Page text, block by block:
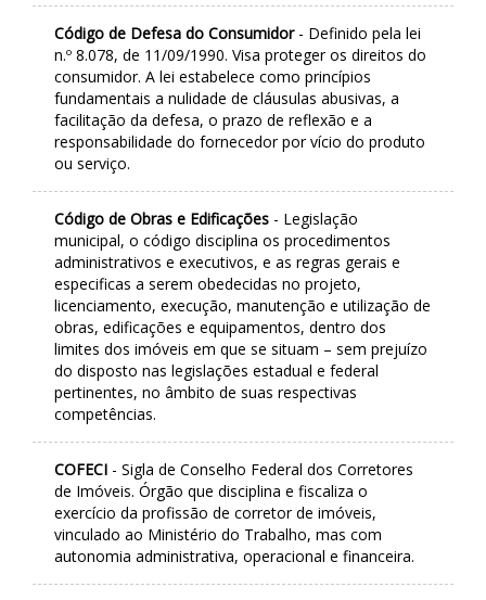
Código de Defesa do Consumidor - Definido pela lei
n.º 8.078, de 11/09/1990. Visa proteger os direitos do
consumidor. A lei estabelece como princípios
fundamentais a nulidade de cláusulas abusivas, a
facilitação da defesa, o prazo de reflexão e a
responsabilidade do fornecedor por vício do produto
ou serviço.
Código de Obras e Edificações - Legislação
municipal, o código disciplina os procedimentos
administrativos e executivos, e as regras gerais e
especificas a serem obedecidas no projeto,
licenciamento, execução, manutenção e utilização de
obras, edificações e equipamentos, dentro dos
limites dos imóveis em que se situam – sem prejuízo
do disposto nas legislações estadual e federal
pertinentes, no âmbito de suas respectivas
competências.
COFECI - Sigla de Conselho Federal dos Corretores
de Imóveis. Órgão que disciplina e fiscaliza o
exercício da profissão de corretor de imóveis,
vinculado ao Ministério do Trabalho, mas com
autonomia administrativa, operacional e financeira.